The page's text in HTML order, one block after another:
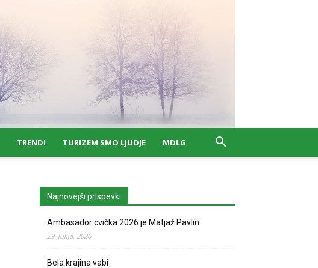
TRENDI TURIZEM SMO LJUDJE MDLG
Najnovejši prispevki
Ambasador cvička 2026 je Matjaž Pavlin
29. julija, 2026
Bela krajina vabi